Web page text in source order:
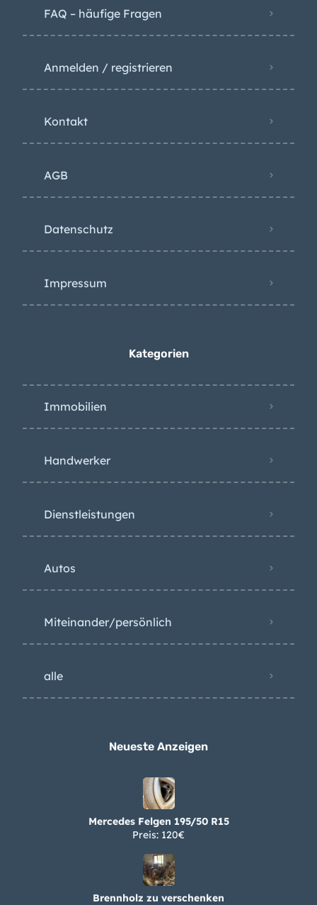
FAQ – häufige Fragen
Anmelden / registrieren
Impressum
Kategorien
Dienstleistungen
Miteinander/persönlich
Neueste Anzeigen
Mercedes Felgen 195/50 R15